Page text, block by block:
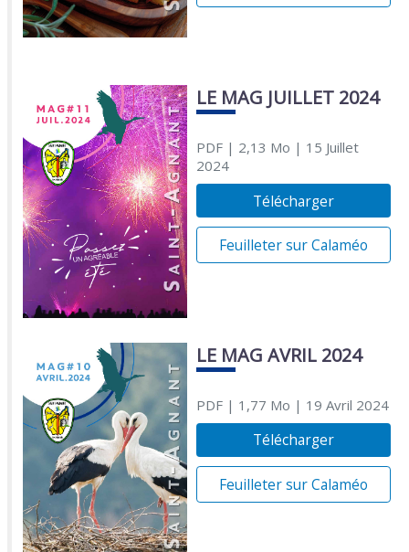
LE MAG JUILLET 2024
PDF| 2,13 Mo | 15 Juillet
2024
Télécharger
Feuilleter sur Calaméo
LE MAG AVRIL 2024
PDF| 1,77 Mo | 19 Avril 2024
Télécharger
Feuilleter sur Calaméo